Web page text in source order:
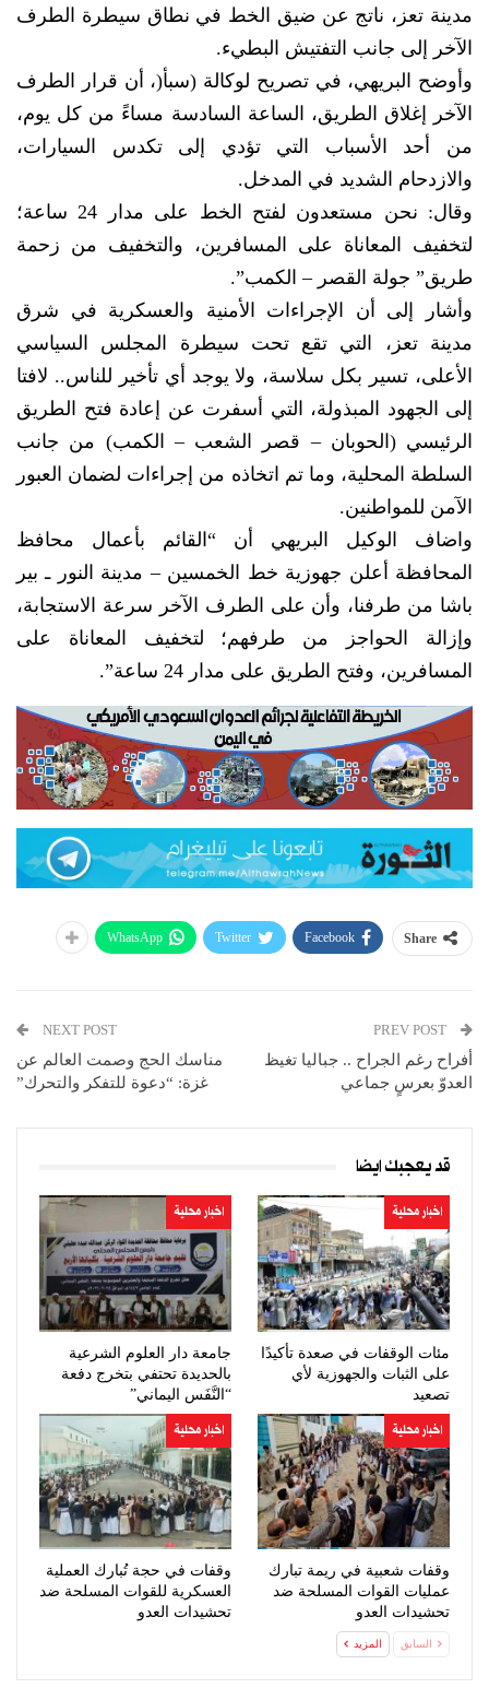
مدينة تعز، ناتج عن ضيق الخط في نطاق سيطرة الطرف
الآخر إلى جانب التفتيش البطيء.
وأوضح البريهي، في تصريح لوكالة (سبأ(، أن قرار الطرف
الآخر إغلاق الطريق، الساعة السادسة مساءً من كل يوم،
من أحد الأسباب التي تؤدي إلى تكدس السيارات،
والازدحام الشديد في المدخل.
وقال: نحن مستعدون لفتح الخط على مدار 24 ساعة؛
لتخفيف المعاناة على المسافرين، والتخفيف من زحمة
طريق” جولة القصر – الكمب”.
وأشار إلى أن الإجراءات الأمنية والعسكرية في شرق
مدينة تعز، التي تقع تحت سيطرة المجلس السياسي
الأعلى، تسير بكل سلاسة، ولا يوجد أي تأخير للناس.. لافتا
إلى الجهود المبذولة، التي أسفرت عن إعادة فتح الطريق
الرئيسي (الحوبان – قصر الشعب – الكمب) من جانب
السلطة المحلية، وما تم اتخاذه من إجراءات لضمان العبور
الآمن للمواطنين.
واضاف الوكيل البريهي أن “القائم بأعمال محافظ
المحافظة أعلن جهوزية خط الخمسين – مدينة النور ـ بير
باشا من طرفنا، وأن على الطرف الآخر سرعة الاستجابة،
وإزالة الحواجز من طرفهم؛ لتخفيف المعاناة على
المسافرين، وفتح الطريق على مدار 24 ساعة”.
Share
Facebook
Twitter
WhatsApp
أفراح رغم الجراح .. جباليا تغيظ
العدوّ بعرسٍ جماعي
NEXT POST
مناسك الحج وصمت العالم عن
غزة: “دعوة للتفكر والتحرك”
قد يعجبك ايضا
اخبار محلية
مئات الوقفات في صعدة تأكيدًا
على الثبات والجهوزية لأي
تصعيد
اخبار محلية
جامعة دار العلوم الشرعية
بالحديدة تحتفي بتخرج دفعة
“النَّفَس اليماني”
اخبار محلية
وقفات شعبية في ريمة تبارك
عمليات القوات المسلحة ضد
تحشيدات العدو
اخبار محلية
وقفات في حجة تُبارك العملية
العسكرية للقوات المسلحة ضد
تحشيدات العدو
السابق المزيد